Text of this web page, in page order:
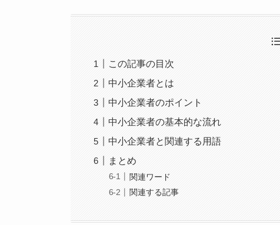
この記事の目次
中小企業者とは
中小企業者のポイント
中小企業者の基本的な流れ
中小企業者と関連する用語
まとめ
関連ワード
関連する記事